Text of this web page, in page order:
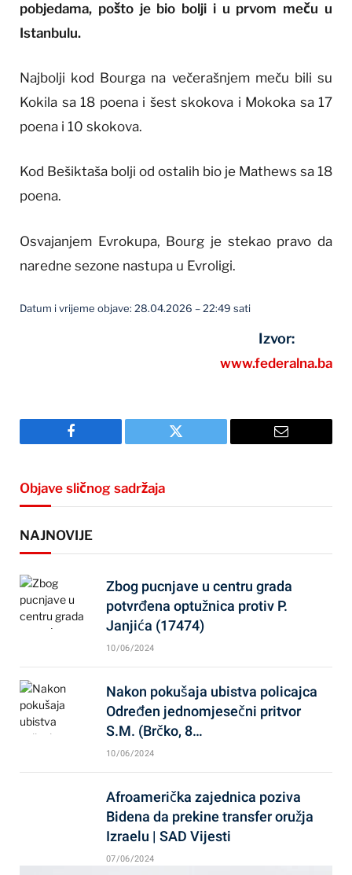
pobjedama, pošto je bio bolji i u prvom meču u
Istanbulu.
Najbolji kod Bourga na večerašnjem meču bili su
Kokila sa 18 poena i šest skokova i Mokoka sa 17
poena i 10 skokova.
Kod Bešiktaša bolji od ostalih bio je Mathews sa 18
poena.
Osvajanjem Evrokupa, Bourg je stekao pravo da
naredne sezone nastupa u Evroligi.
Datum i vrijeme objave: 28.04.2026 – 22:49 sati
Izvor:
www.federalna.ba
Facebook Twitter Email
Objave sličnog sadržaja
NAJNOVIJE
Zbog pucnjave u centru grada
potvrđena optužnica protiv P.
Janjića (17474)
10/06/2024
Nakon pokušaja ubistva policajca
Određen jednomjesečni pritvor
S.M. (Brčko, 8…
10/06/2024
Afroamerička zajednica poziva
Bidena da prekine transfer oružja
Izraelu | SAD Vijesti
07/06/2024